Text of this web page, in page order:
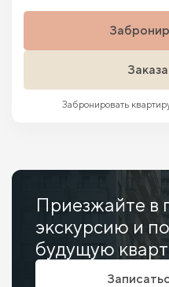
Забронировать
Приезжайте в
экскурсию и
будущую